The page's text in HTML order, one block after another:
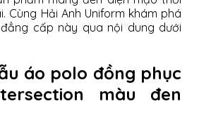
Cùng Hải Anh Uniform khám phá
cấp này qua nội dung dưới
áo polo đồng phục
màu đen